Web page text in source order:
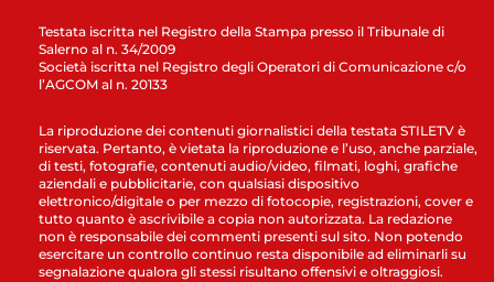
Testata iscritta nel Registro della Stampa presso il Tribunale di
Salerno al n. 34/2009
Società iscritta nel Registro degli Operatori di Comunicazione c/o
l’AGCOM al n. 20133
La riproduzione dei contenuti giornalistici della testata STILETV è
riservata. Pertanto, è vietata la riproduzione e l’uso, anche parziale,
di testi, fotografie, contenuti audio/video, filmati, loghi, grafiche
aziendali e pubblicitarie, con qualsiasi dispositivo
elettronico/digitale o per mezzo di fotocopie, registrazioni, cover e
tutto quanto è ascrivibile a copia non autorizzata. La redazione
non è responsabile dei commenti presenti sul sito. Non potendo
esercitare un controllo continuo resta disponibile ad eliminarli su
segnalazione qualora gli stessi risultano offensivi e oltraggiosi.